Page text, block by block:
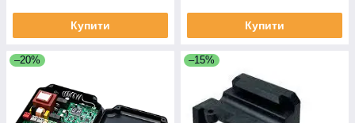
Купити Купити
–20% –15%